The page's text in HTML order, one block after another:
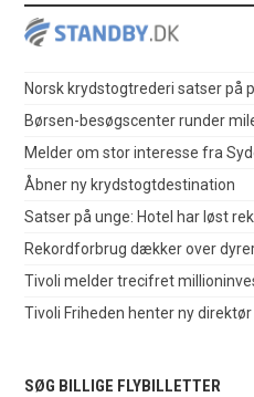
Norsk krydstogtrederi satser på
Børsen-besøgscenter runder
Melder om stor interesse fra
Åbner ny krydstogtdestination
Satser på unge: Hotel har løst
Rekordforbrug dækker over
Tivoli melder trecifret
Tivoli Friheden henter ny
SØG BILLIGE FLYBILLETTER